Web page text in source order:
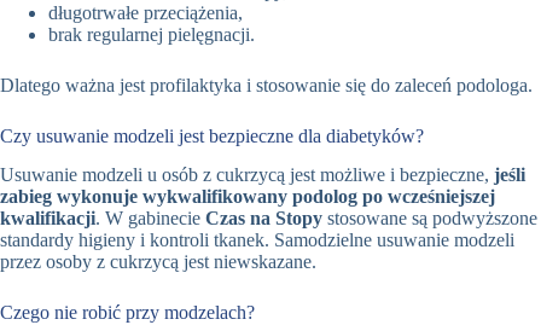
długotrwałe przeciążenia,
brak regularnej pielęgnacji.
Dlatego ważna jest profilaktyka i stosowanie się do zaleceń podologa.
Czy usuwanie modzeli jest bezpieczne dla diabetyków?
Usuwanie modzeli u osób z cukrzycą jest możliwe i bezpieczne, jeśli
zabieg wykonuje wykwalifikowany podolog po wcześniejszej
kwalifikacji. W gabinecie Czas na Stopy stosowane są podwyższone
standardy higieny i kontroli tkanek. Samodzielne usuwanie modzeli
przez osoby z cukrzycą jest niewskazane.
Czego nie robić przy modzelach?